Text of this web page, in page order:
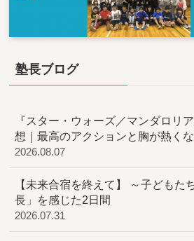
塾長ブログ
『スター・ウォーズ／マンダロリ
想｜最高のアクションと胸が熱く
2026.08.07
【未来合宿を終えて】 ～子どもた
長」を感じた2日間
2026.07.31